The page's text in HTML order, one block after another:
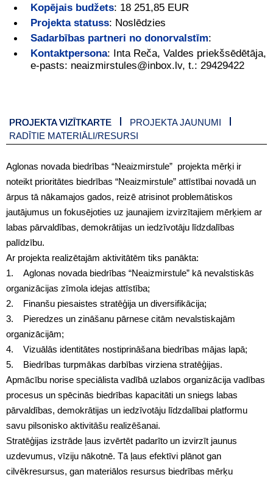
Kopējais budžets: 18 251,85 EUR
Projekta statuss: Noslēdzies
Sadarbības partneri no donorvalstīm:
Kontaktpersona: Inta Reča, Valdes priekšsēdētāja,
e-pasts: neaizmirstules@inbox.lv, t.: 29429422
PROJEKTA VIZĪTKARTE
PROJEKTA JAUNUMI
RADĪTIE MATERIĀLI/RESURSI
Aglonas novada biedrības “Neaizmirstule” projekta mērķi ir
noteikt prioritātes biedrības “Neaizmirstule” attīstībai novadā un
ārpus tā nākamajos gados, reizē atrisinot problemātiskos
jautājumus un fokusējoties uz jaunajiem izvirzītajiem mērķiem ar
labas pārvaldības, demokrātijas un iedzīvotāju līdzdalības
palīdzību.
Ar projekta realizētajām aktivitātēm tiks panākta:
1. Aglonas novada biedrības “Neaizmirstule” kā nevalstiskās
organizācijas zīmola idejas attīstība;
2. Finanšu piesaistes stratēģija un diversifikācija;
3. Pieredzes un zināšanu pārnese citām nevalstiskajām
organizācijām;
4. Vizuālās identitātes nostiprināšana biedrības mājas lapā;
5. Biedrības turpmākas darbības virziena stratēģijas.
Apmācību norise speciālista vadībā uzlabos organizācija vadības
procesus un spēcinās biedrības kapacitāti un sniegs labas
pārvaldības, demokrātijas un iedzīvotāju līdzdalībai platformu
savu pilsonisko aktivitāšu realizēšanai.
Stratēģijas izstrāde ļaus izvērtēt padarīto un izvirzīt jaunus
uzdevumus, vīziju nākotnē. Tā ļaus efektīvi plānot gan
cilvēkresursus, gan materiālos resursus biedrības mērķu